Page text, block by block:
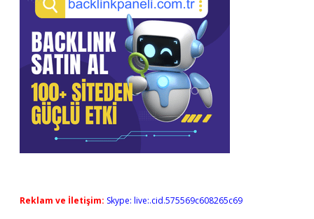
Reklam ve İletişim: Skype: live:.cid.575569c608265c69